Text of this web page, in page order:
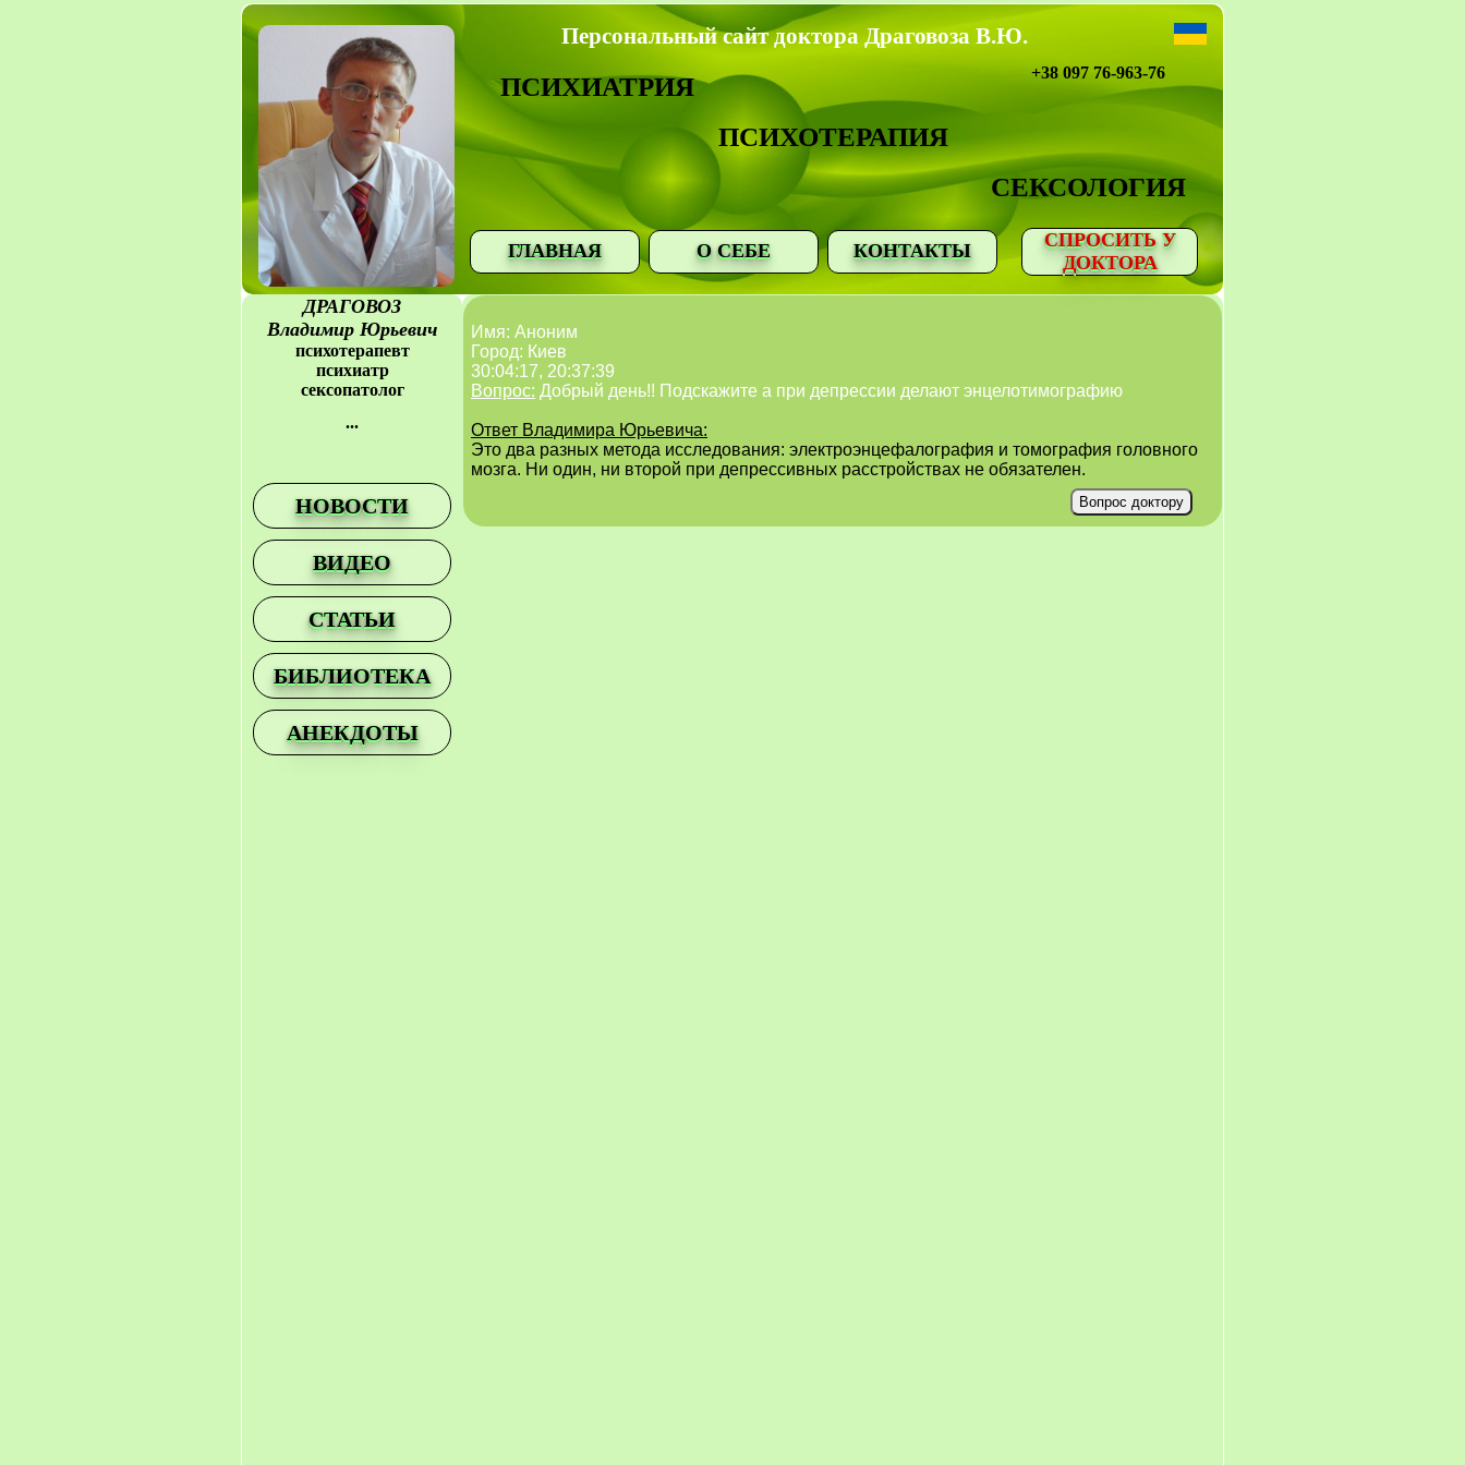
Персональный сайт доктора Драговоза В.Ю.
+38 097 76-963-76
ПСИХИАТРИЯ
ПСИХОТЕРАПИЯ
СЕКСОЛОГИЯ
ГЛАВНАЯ О СЕБЕ КОНТАКТЫ
СПРОСИТЬ У
ДОКТОРА
ДРАГОВОЗ
Владимир Юрьевич
психотерапевт
психиатр
сексопатолог
...
НОВОСТИ
ВИДЕО
СТАТЬИ
БИБЛИОТЕКА
АНЕКДОТЫ
Имя: Аноним
Город: Киев
30:04:17, 20:37:39
Вопрос: Добрый день!! Подскажите а при депрессии делают энцелотимографию
Ответ Владимира Юрьевича:
Это два разных метода исследования: электроэнцефалография и томография головного
мозга. Ни один, ни второй при депрессивных расстройствах не обязателен.